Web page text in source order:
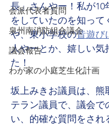
会派代表者質問
泉州南消防組合議会
議会報告
わが家の小庭芝生化計画
長」さんやー！私が10
をしていたのを知って
や、東小学校の昔遊び
人やーとか、嬉しい気
た！
坂上みきお議員は、熊
テラン議員で、議会で
い、的確な質問をされ